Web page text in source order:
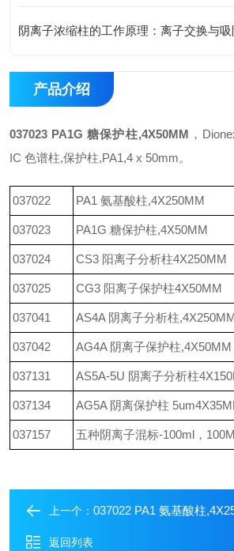
阴离子浓缩柱的工作原理：离子交换与
产品介绍
037023 PA1G 糖保护柱,4X50MM ，
IC 色谱柱,保护柱,PA1,4 x 50mm。
037022 PA1 氨基酸柱,4X250MM
037023 PA1G 糖保护柱,4X50MM
037024 CS3 阳离子分析柱4X250MM
037025 CG3 阳离子保护柱4X50MM
037041 AS4A 阴离子分析柱
037042 AG4A 阴离子保护柱,4X50MM
037131 AS5A-5U 阴离子分析柱
037134 AG5A 阴离保护柱
037157 五种阴离子混标-100ml，
上一个： 037022 PA1 氨基酸柱
返回列表